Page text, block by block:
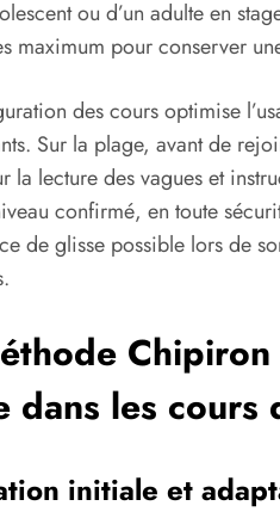
ou d’un adulte en
maximum pour conserver
des cours optimise
Sur la plage, avant de
la lecture des vagues et
confirmé, en toute
de glisse possible lors de
dans les cours
initiale et